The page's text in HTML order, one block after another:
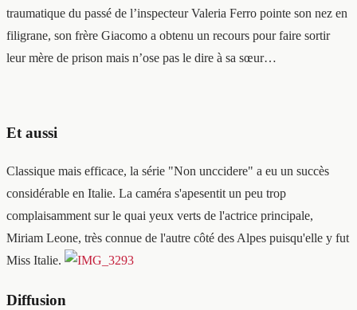
traumatique du passé de l’inspecteur Valeria Ferro pointe son nez en
filigrane, son frère Giacomo a obtenu un recours pour faire sortir
leur mère de prison mais n’ose pas le dire à sa sœur…
Et aussi
Classique mais efficace, la série "Non unccidere" a eu un succès
considérable en Italie. La caméra s'apesentit un peu trop
complaisamment sur le quai yeux verts de l'actrice principale,
Miriam Leone, très connue de l'autre côté des Alpes puisqu'elle y fut
Miss Italie.
Diffusion